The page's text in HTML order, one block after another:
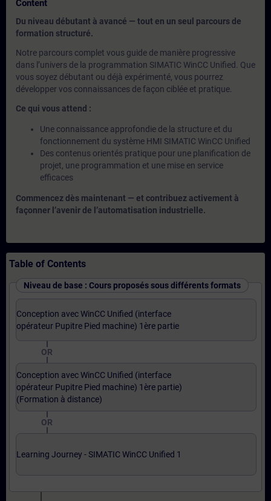
Content
Du niveau débutant à avancé — tout en un seul parcours de
formation structuré.
Notre parcours complet vous guide de manière progressive
dans l’univers de la programmation SIMATIC WinCC Unified. Que
vous soyez débutant ou déjà expérimenté, vous pourrez
développer vos connaissances de façon ciblée et pratique.
Ce qui vous attend :
Une connaissance approfondie de la structure et du
fonctionnement du système HMI SIMATIC WinCC Unified
Des contenus orientés pratique pour une planification de
projet, une programmation et une mise en service
efficaces
Commencez dès maintenant — et contribuez activement à
façonner l’avenir de l’automatisation industrielle.
Table of Contents
Niveau de base : Cours proposés sous différents formats
Conception avec WinCC Unified (interface
opérateur Pupitre Pied machine) 1ère partie
OR
Conception avec WinCC Unified (interface
opérateur Pupitre Pied machine) 1ère partie)
(Formation à distance)
OR
Learning Journey - SIMATIC WinCC Unified 1